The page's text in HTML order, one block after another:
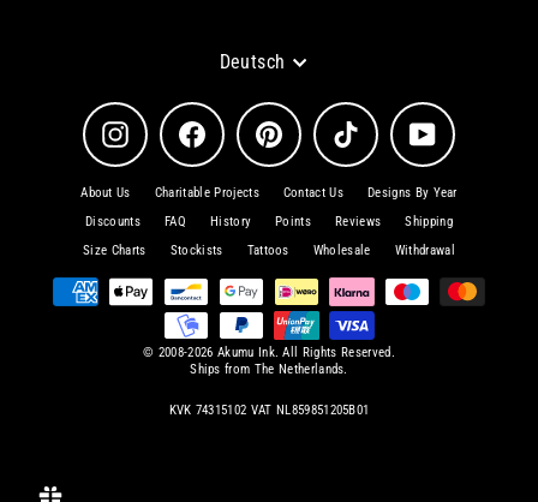
Sprache
Deutsch
Instagram Facebook Pinterest TikTok YouTube
About Us Charitable Projects Contact Us
Designs By Year
Discounts
FAQ History Points Reviews
Shipping
Size Charts
Stockists Tattoos Wholesale Withdrawal
© 2008-2026 Akumu Ink. All Rights Reserved.
Ships from The Netherlands.
KVK 74315102 VAT NL859851205B01